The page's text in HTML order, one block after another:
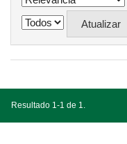
Resultado 1-1 de 1.